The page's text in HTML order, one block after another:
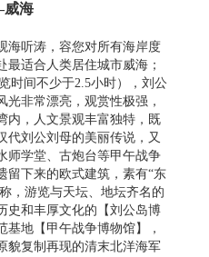
威海
海听涛，容您对所有海岸度
适合人类居住城市威海；
时间不少于2.5小时），刘公
光非常漂亮，观赏性极强，
内，人文景观丰富独特，既
代刘公刘母的美丽传说，又
师学堂、古炮台等甲午战争
留下来的欧式建筑，素有“东
，游览与天坛、地坛齐名的
史和丰厚文化的【刘公岛博
基地【甲午战争博物馆】，
貌复制再现的清末北洋海军